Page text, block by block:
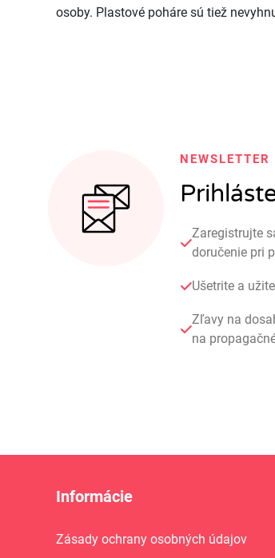
osoby. Plastové poháre sú tiež
NEWSLETTER
Zaregistrujte
doručenie pri
Ušetrite a
Zľavy na
na
Informácie
Zásady ochrany osobných údajov